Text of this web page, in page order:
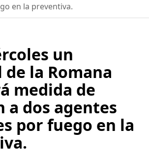
en la preventiva.
un
la Romana
medida de
a dos agentes
por fuego en la